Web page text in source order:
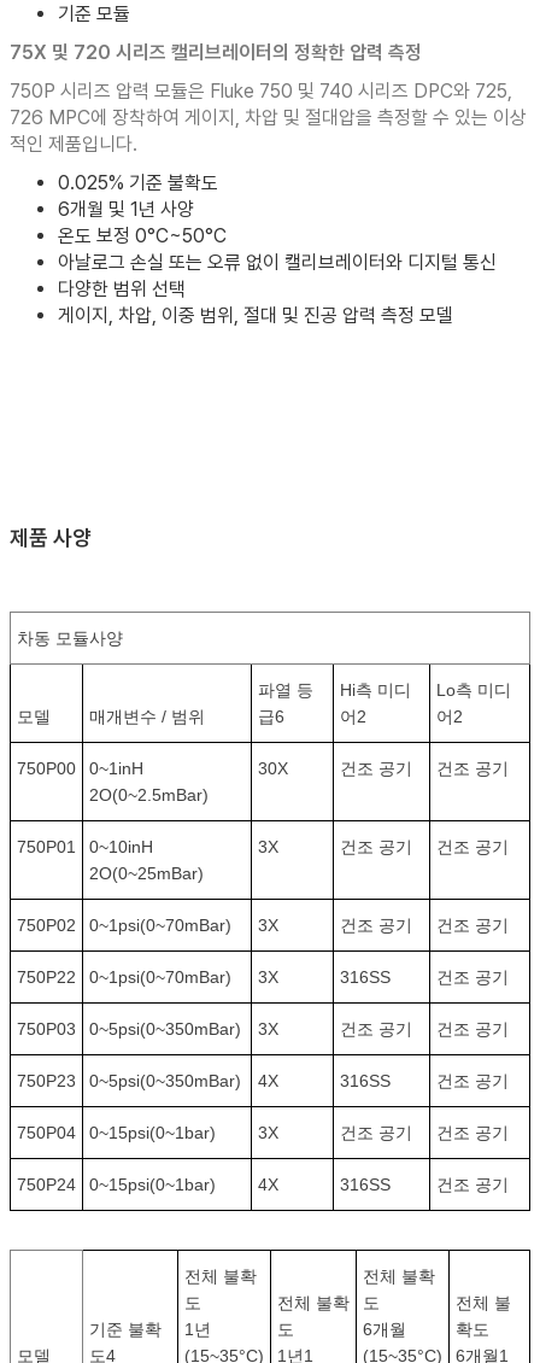
기준 모듈
75X 및 720 시리즈 캘리브레이터의 정확한 압력 측정
750P 시리즈 압력 모듈은 Fluke 750 및 740 시리즈 DPC와 725,
726 MPC에 장착하여 게이지, 차압 및 절대압을 측정할 수 있는 이상
적인 제품입니다.
0.025% 기준 불확도
6개월 및 1년 사양
온도 보정 0°C~50°C
아날로그 손실 또는 오류 없이 캘리브레이터와 디지털 통신
다양한 범위 선택
게이지, 차압, 이중 범위, 절대 및 진공 압력 측정 모델
제품 사양
차동 모듈사양
모델 매개변수 / 범위
파열 등
급6
Hi측 미디
어2
Lo측 미디
어2
750P00
0~1inH
2O(0~2.5mBar)
30X 건조 공기 건조 공기
750P01
0~10inH
2O(0~25mBar)
3X 건조 공기 건조 공기
750P02 0~1psi(0~70mBar) 3X 건조 공기 건조 공기
750P22 0~1psi(0~70mBar) 3X 316SS 건조 공기
750P03 0~5psi(0~350mBar) 3X 건조 공기 건조 공기
750P23 0~5psi(0~350mBar) 4X 316SS 건조 공기
750P04 0~15psi(0~1bar) 3X 건조 공기 건조 공기
750P24 0~15psi(0~1bar) 4X 316SS 건조 공기
모델
기준 불확
도4
전체 불확
도
1년
(15~35°C)
전체 불확
도
1년1
전체 불확
도
6개월
(15~35°C)
전체 불
확도
6개월1